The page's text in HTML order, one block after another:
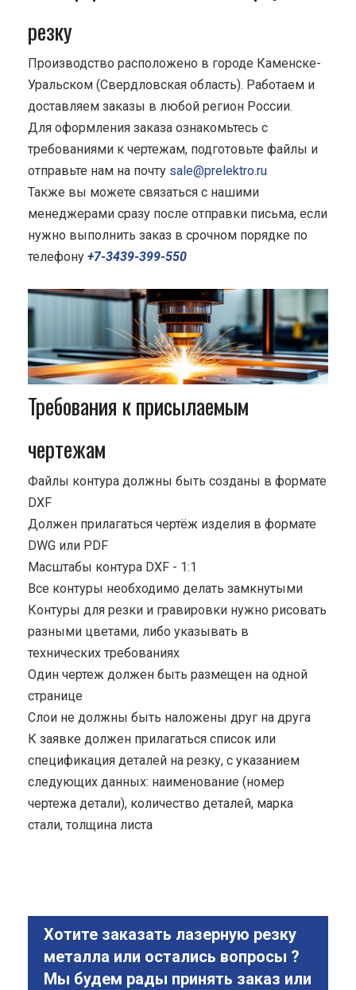
резку
Производство расположено в городе Каменске-
Уральском (Свердловская область). Работаем и
доставляем заказы в любой регион России.
Для оформления заказа ознакомьтесь с
требованиями к чертежам, подготовьте файлы и
отправьте нам на почту sale@prelektro.ru
Также вы можете связаться с нашими
менеджерами сразу после отправки письма, если
нужно выполнить заказ в срочном порядке по
телефону +7-3439-399-550
Требования к присылаемым
чертежам
Файлы контура должны быть созданы в формате
DXF
Должен прилагаться чертёж изделия в формате
DWG или PDF
Масштабы контура DXF - 1:1
Все контуры необходимо делать замкнутыми
Контуры для резки и гравировки нужно рисовать
разными цветами, либо указывать в
технических требованиях
Один чертеж должен быть размещен на одной
странице
Cлои не должны быть наложены друг на друга
К заявке должен прилагаться список или
спецификация деталей на резку, с указанием
следующих данных: наименование (номер
чертежа детали), количество деталей, марка
стали, толщина листа
Хотите заказать лазерную резку
металла или остались вопросы ?
Мы будем рады принять заказ или